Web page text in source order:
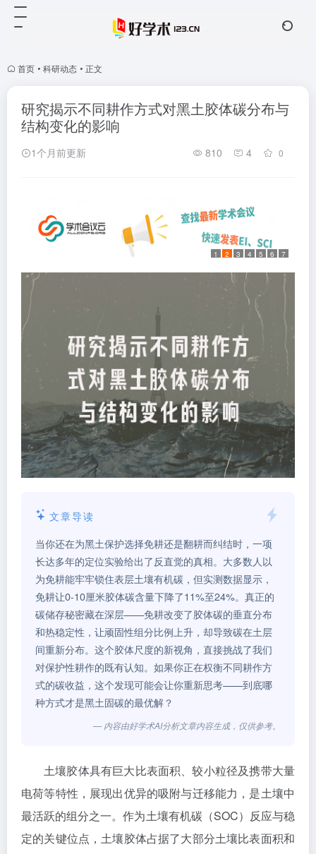
首页 • 科研动态 • 正文
研究揭示不同耕作方式对黑土胶体碳分布与
结构变化的影响
1个月前更新 810 4 0
1 2 3 4 5 6 7
文章导读
当你还在为黑土保护选择免耕还是翻耕而纠结时，一项
长达多年的定位实验给出了反直觉的真相。大多数人以
为免耕能牢牢锁住表层土壤有机碳，但实测数据显示，
免耕让0-10厘米胶体碳含量下降了11%至24%。真正的
碳储存秘密藏在深层——免耕改变了胶体碳的垂直分布
和热稳定性，让顽固性组分比例上升，却导致碳在土层
间重新分布。这个胶体尺度的新视角，直接挑战了我们
对保护性耕作的既有认知。如果你正在权衡不同耕作方
式的碳收益，这个发现可能会让你重新思考——到底哪
种方式才是黑土固碳的最优解？
— 内容由好学术AI分析文章内容生成，仅供参考。
土壤胶体具有巨大比表面积、较小粒径及携带大量
电荷等特性，展现出优异的吸附与迁移能力，是土壤中
最活跃的组分之一。作为土壤有机碳（SOC）反应与稳
定的关键位点，土壤胶体占据了大部分土壤比表面积和